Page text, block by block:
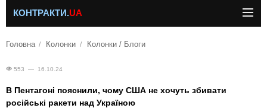
КОНТРАКТИ.UA
Головна Колонки Колонки / Блоги
553 — 16.10.24
В Пентагоні пояснили, чому США не хочуть збивати
російські ракети над Україною